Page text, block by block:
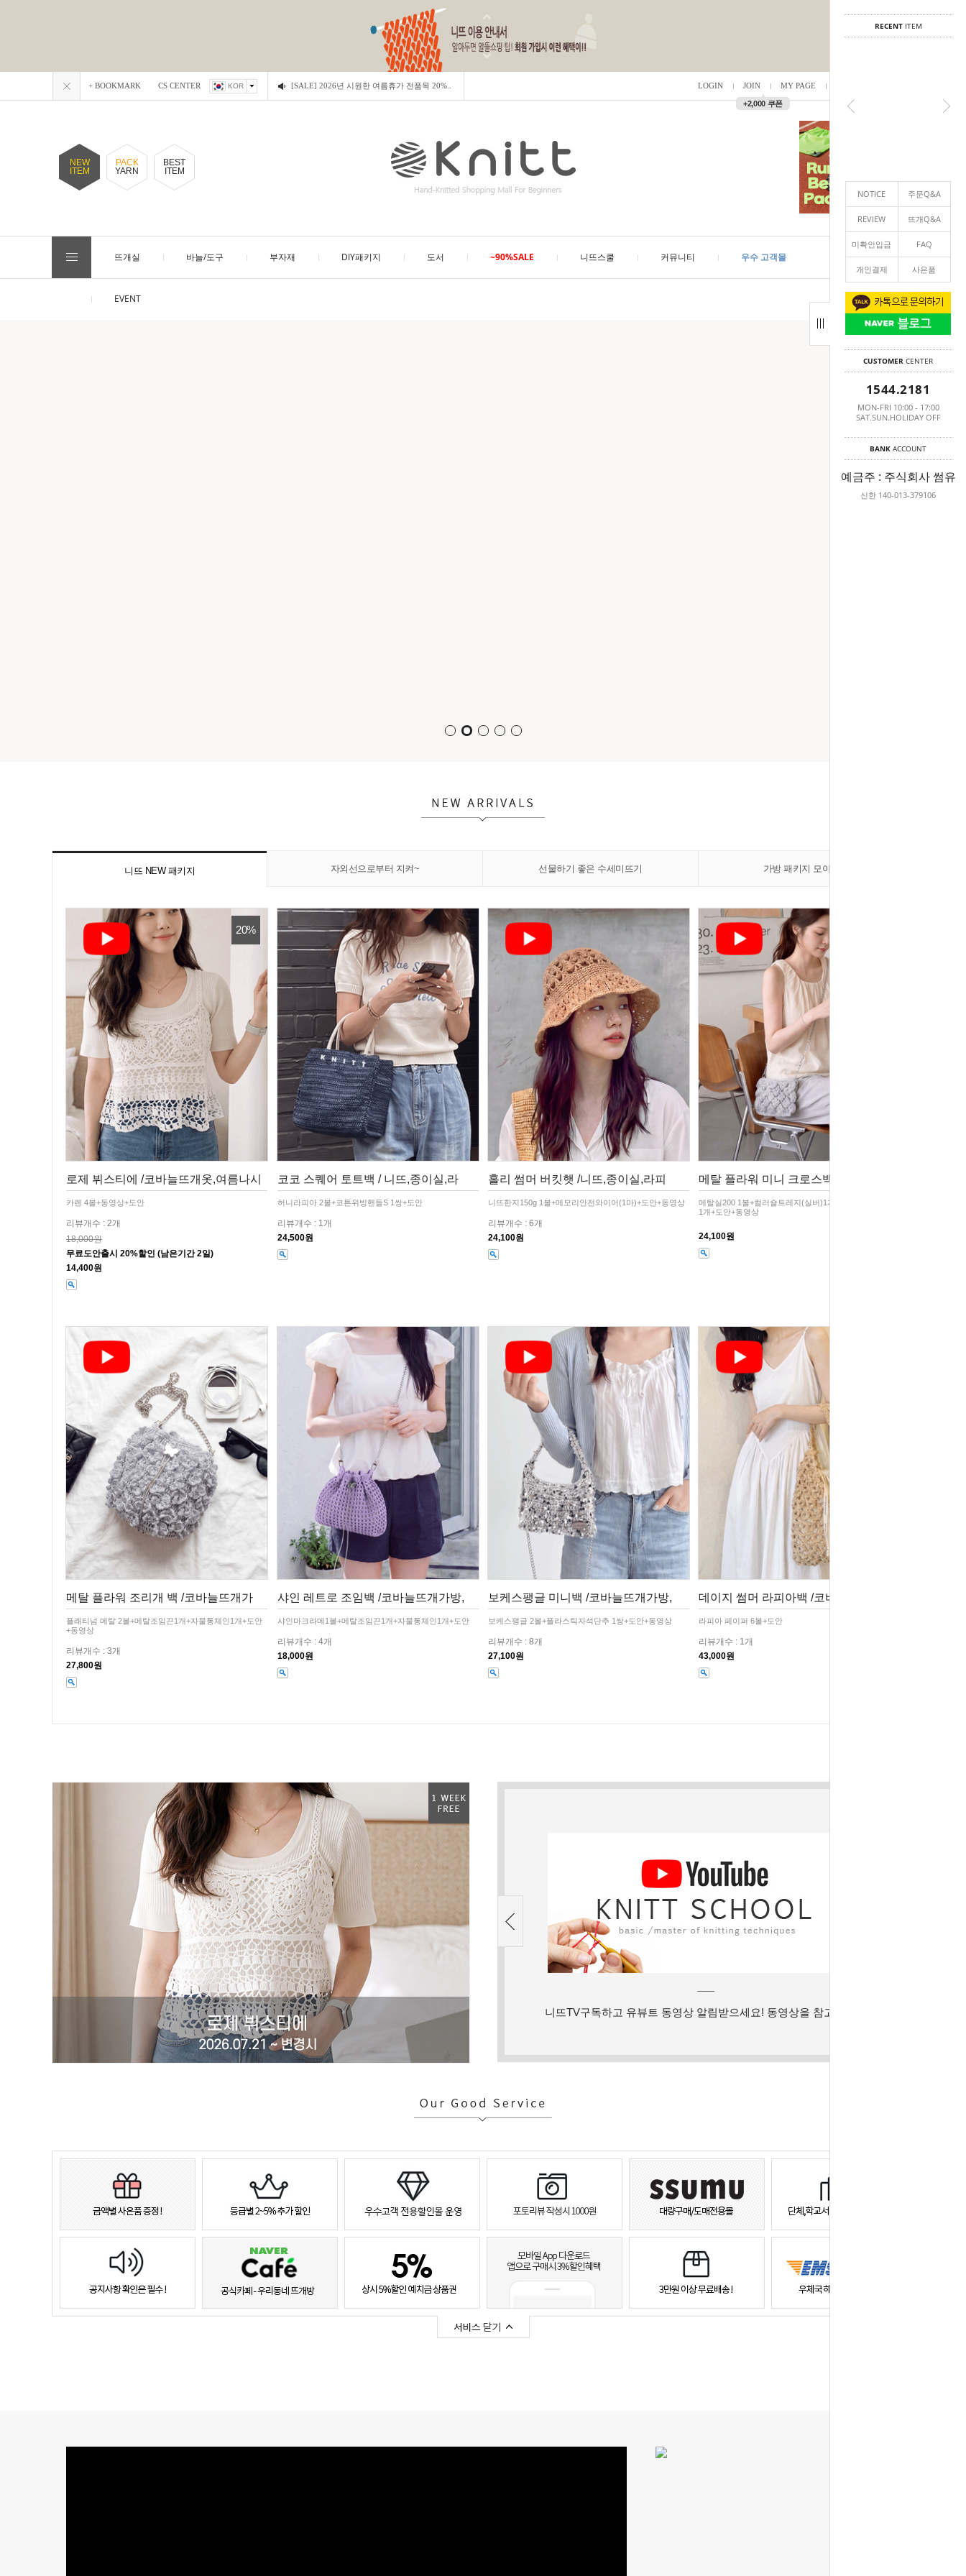
RECENTITEM
NOTICE 주문Q&A
REVIEW 뜨개Q&A
미확인입금 FAQ
개인결제 사은품
CUSTOMER CENTER
1544.2181
MON-FRI 10:00 - 17:00
SAT.SUN.HOLIDAY OFF
BANK ACCOUNT
예금주 : 주식회사 썸유
신한 140-013-379106
+ BOOKMARK CS CENTER KOR [SALE] 2026년 시원한 여름휴가 전품목 20%.. LOGIN JOIN
▲
+2,000 쿠폰
MY PAGE
NEW
ITEM
PACK
YARN
BEST
ITEM
뜨개실 바늘/도구 부자재 DIY패키지 도서 ~90%SALE 니뜨스쿨 커뮤니티 우수 고객몰
EVENT
니뜨 NEW 패키지 자외선으로부터 지켜~ 선물하기 좋은 수세미뜨기 가방 패키지 모아보기
20%
20%
로제 뷔스티에 /코바늘뜨개옷,여름나시
카렌 4볼+동영상+도안
리뷰개수 : 2개
18,000원
무료도안출시 20%할인 (남은기간 2일)
14,400원
코코 스퀘어 토트백 / 니뜨,종이실,라
허니라피아 2볼+코튼위빙핸들S 1쌍+도안
리뷰개수 : 1개
24,500원
홀리 썸머 버킷햇 /니뜨,종이실,라피
니뜨한지150g 1볼+메모리안전와이어(1마)+도안+동영상
리뷰개수 : 6개
24,100원
메탈 플라워 미니 크로스백 /코바늘뜨
메탈실200 1볼+컬러숄트레지(실버)1개+체인120cm실버
1개+도안+동영상
24,100원
메탈 플라워 조리개 백 /코바늘뜨개가
플래티넘 메탈 2볼+메탈조임끈1개+자물통체인1개+도안
+동영상
리뷰개수 : 3개
27,800원
샤인 레트로 조임백 /코바늘뜨개가방,
샤인마크라메1볼+메탈조임끈1개+자물통체인1개+도안
리뷰개수 : 4개
18,000원
보케스팽글 미니백 /코바늘뜨개가방,
보케스팽글 2볼+플라스틱자석단추 1쌍+도안+동영상
리뷰개수 : 8개
27,100원
데이지 썸머 라피아백 /코바늘뜨개가방
라피아 페이퍼 6볼+도안
리뷰개수 : 1개
43,000원
니뜨TV구독하고 유뷰트 동영상 알림받으세요! 동영상을 참고하세요